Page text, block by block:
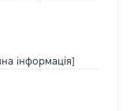
інформація]